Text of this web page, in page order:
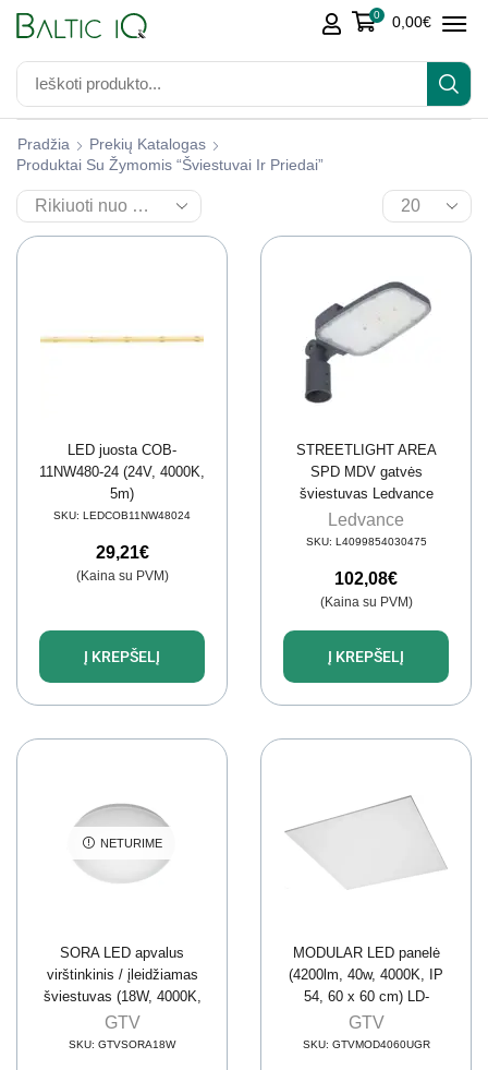
0 0,00€
Pradžia
Prekių Katalogas
Produktai Su Žymomis “Šviestuvai Ir Priedai”
LED juosta COB-
11NW480-24 (24V, 4000K,
5m)
SKU: LEDCOB11NW48024
29,21€
(Kaina su PVM)
Į KREPŠELĮ
STREETLIGHT AREA
SPD MDV gatvės
šviestuvas Ledvance
4099854030475 (65W,
4000K, 8775lm, IP66)
Ledvance
SKU: L4099854030475
102,08€
(Kaina su PVM)
Į KREPŠELĮ
NETURIME
SORA LED apvalus
virštinkinis / įleidžiamas
šviestuvas (18W, 4000K,
1800lm, IP54) GTV LD-
SRW18WOK-NB
GTV
SKU: GTVSORA18W
MODULAR LED panelė
(4200lm, 40w, 4000K, IP
54, 60 x 60 cm) LD-
MOD4060UGR-NB
GTV
SKU: GTVMOD4060UGR